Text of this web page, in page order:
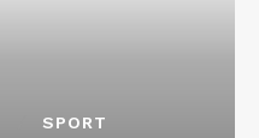
SPORT